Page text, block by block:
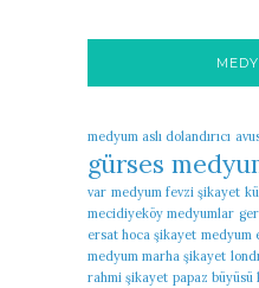
medyum aslı dolandırıcı
gürses
var medyum fevzi şikayet
mecidiyeköy medyumlar
ersat hoca şikayet medyum
medyum marha şikayet
rahmi şikayet papaz büyüsü